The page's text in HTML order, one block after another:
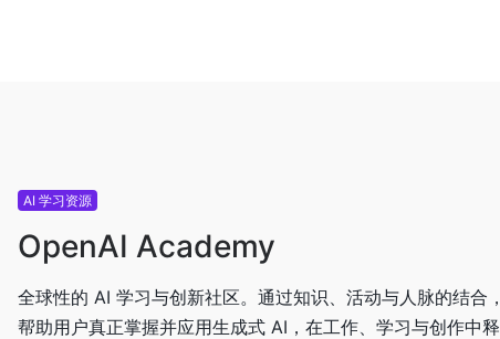
AI 学习资源
OpenAI Academy
全球性的 AI 学习与创新社区。通过知识、活动与人脉的结合，
帮助用户真正掌握并应用生成式 AI，在工作、学习与创作中释